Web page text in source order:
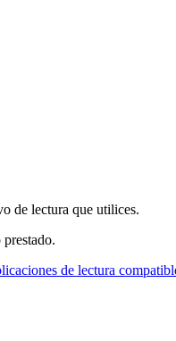
de lectura que utilices.
de lectura